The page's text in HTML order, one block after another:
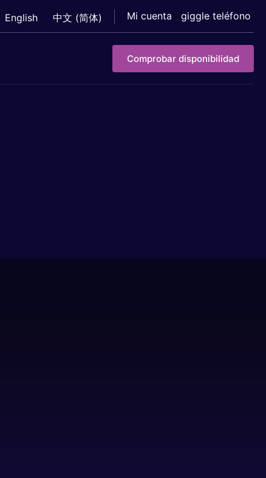
English 中文 (简体) Mi cuenta giggle teléfono
Comprobar disponibilidad